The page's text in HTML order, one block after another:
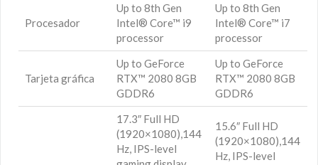
Procesador
Up to 8th Gen
Intel® Core™ i9
processor
Up to 8th Gen
Intel® Core™ i7
processor
Tarjeta gráfica
Up to GeForce
RTX™ 2080 8GB
GDDR6
Up to GeForce
RTX™ 2080 8GB
GDDR6
17.3″ Full HD
(1920×1080),144
Hz, IPS-level
15.6″ Full HD
(1920×1080),144
Hz, IPS-level